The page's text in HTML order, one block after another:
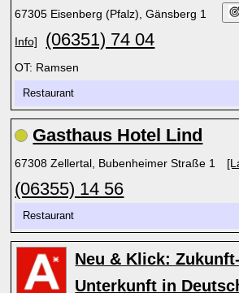
67305 Eisenberg (Pfalz), Gänsberg 1
Info] (06351) 74 04
OT: Ramsen
Restaurant
Gasthaus Hotel Lind
67308 Zellertal, Bubenheimer Straße 1
(06355) 14 56
Restaurant
Neu & Klick:
Unterkunft in